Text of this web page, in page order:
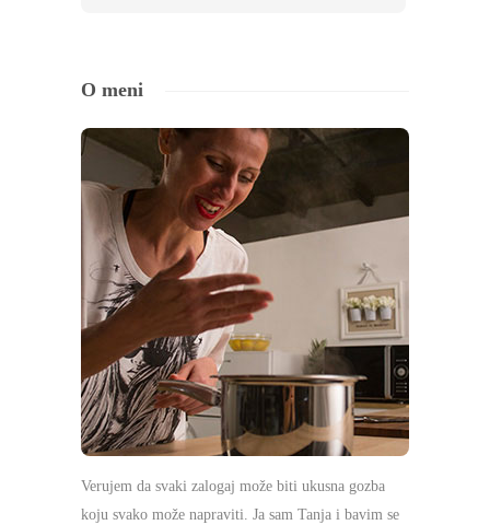
O meni
Verujem da svaki zalogaj može biti ukusna gozba
koju svako može napraviti. Ja sam Tanja i bavim se